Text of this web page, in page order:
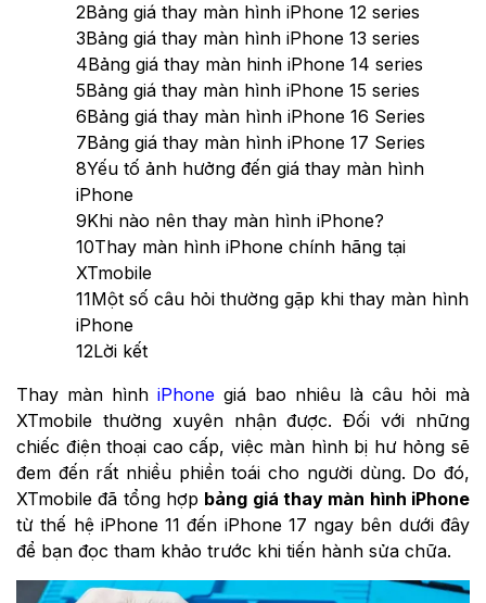
2Bảng giá thay màn hình iPhone 12 series
3Bảng giá thay màn hình iPhone 13 series
4Bảng giá thay màn hinh iPhone 14 series
5Bảng giá thay màn hình iPhone 15 series
6Bảng giá thay màn hình iPhone 16 Series
7Bảng giá thay màn hình iPhone 17 Series
8Yếu tố ảnh hưởng đến giá thay màn hình
iPhone
9Khi nào nên thay màn hình iPhone?
10Thay màn hình iPhone chính hãng tại
XTmobile
11Một số câu hỏi thường gặp khi thay màn hình
iPhone
12Lời kết
Thay màn hình iPhone giá bao nhiêu là câu hỏi mà
XTmobile thường xuyên nhận được. Đối với những
chiếc điện thoại cao cấp, việc màn hình bị hư hỏng sẽ
đem đến rất nhiều phiền toái cho người dùng. Do đó,
XTmobile đã tổng hợp bảng giá thay màn hình iPhone
từ thế hệ iPhone 11 đến iPhone 17 ngay bên dưới đây
để bạn đọc tham khảo trước khi tiến hành sửa chữa.